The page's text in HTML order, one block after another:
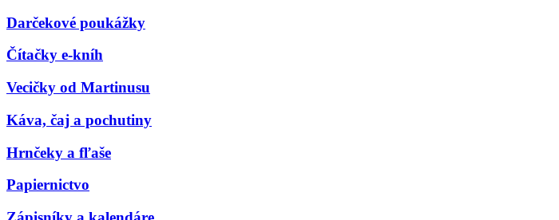
Darčekové poukážky
Čítačky e-kníh
Vecičky od Martinusu
Káva, čaj a pochutiny
Hrnčeky a fľaše
Papiernictvo